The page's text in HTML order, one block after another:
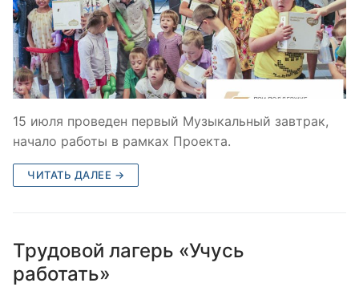
15 июля проведен первый Музыкальный завтрак,
начало работы в рамках Проекта.
ЧИТАТЬ ДАЛЕЕ →
Трудовой лагерь «Учусь
работать»